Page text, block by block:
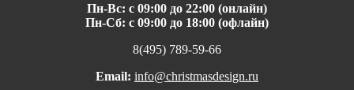
Пн-Вс: с 09:00 до 22:00 (онлайн)
Пн-Сб: с 09:00 до 18:00 (офлайн)
8(495) 789-59-66
Email: info@christmasdesign.ru